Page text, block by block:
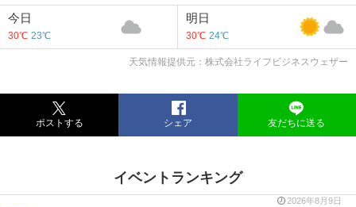
今日
30℃ 23℃
明日
30℃ 24℃
天気情報提供元：株式会社ライフビジネスウェザー
ポストする シェア 友だちに送る
イベントランキング
2026年8月9日